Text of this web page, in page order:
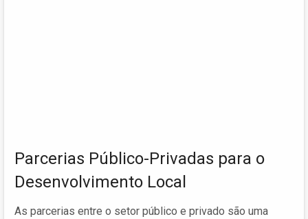
Parcerias Público-Privadas para o
Desenvolvimento Local
As parcerias entre o setor público e privado são uma